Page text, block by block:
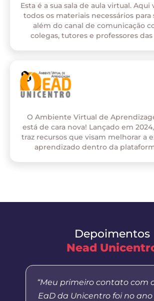
Esta é a sua sala de aula virtual.
todos os materiais necessários para
além do canal de comunicação
colegas, tutores e professores
O Ambiente Virtual de
está de cara nova! Lançado em
traz recursos que visam melhorar a
aprendizado dentro da
Depoimentos
Nead
“Meu primeiro contato com
EaD da Unicentro foi no ano